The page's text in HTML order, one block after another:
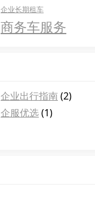
企业长期租车
商务车服务
企业出行指南(2)
企服优选(1)